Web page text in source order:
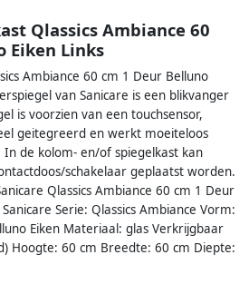
Qlassics Ambiance 60
Eiken Links
Ambiance 60 cm 1 Deur Belluno
van Sanicare is een blikvanger
is voorzien van een touchsensor,
geitegreerd en werkt moeiteloos
de kolom- en/of spiegelkast kan
schakelaar geplaatst worden.
Qlassics Ambiance 60 cm 1 Deur
Serie: Qlassics Ambiance Vorm:
Eiken Materiaal: glas Verkrijgbaar
Hoogte: 60 cm Breedte: 60 cm Diepte: